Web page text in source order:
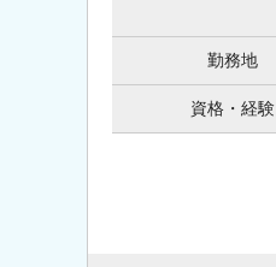
勤務地
資格・経験